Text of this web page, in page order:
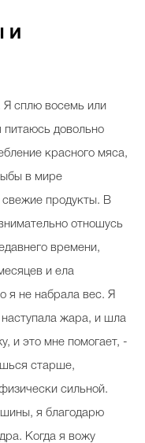
и
Я сплю восемь или
питаюсь довольно
красного мяса,
в мире
продукты. В
отношусь
времени,
и ела
я не набрала вес. Я
наступала жара, и шла
и это мне помогает, -
старше,
сильной.
я благодарю
Когда я вожу